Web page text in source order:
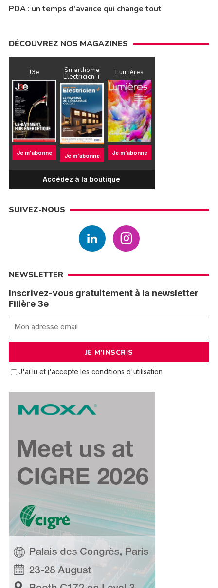
PDA : un temps d’avance qui change tout
DÉCOUVREZ NOS MAGAZINES
J3e
Je m'abonne
Smarthome
Électricien +
Je m'abonne
Lumières
Je m'abonne
Accédez à la boutique
SUIVEZ-NOUS
NEWSLETTER
Inscrivez-vous gratuitement à la newsletter
Filière 3e
J'ai lu et j'accepte les conditions d'utilisation